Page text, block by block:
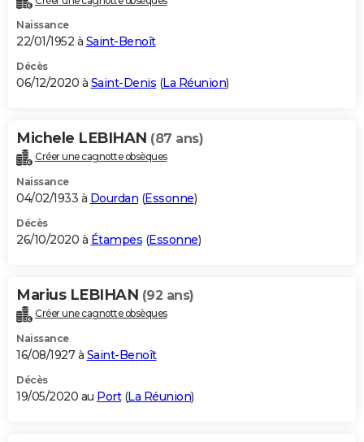
Naissance
22/01/1952 à Saint-Benoît
Décès
06/12/2020 à Saint-Denis (La Réunion)
Michele LEBIHAN (87 ans)
Créer une cagnotte obsèques
Naissance
04/02/1933 à Dourdan (Essonne)
Décès
26/10/2020 à Étampes (Essonne)
Marius LEBIHAN (92 ans)
Créer une cagnotte obsèques
Naissance
16/08/1927 à Saint-Benoît
Décès
19/05/2020 au Port(La Réunion)